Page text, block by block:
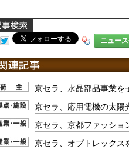
ニュー
京セラ、水晶部品事業を
京セラ、応用電機の太陽
京セラ、京都ファッショ
京セラ、オプトレックス